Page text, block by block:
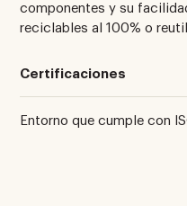
componentes y su
reciclables al 100% o
Certificaciones
Entorno que cumple con